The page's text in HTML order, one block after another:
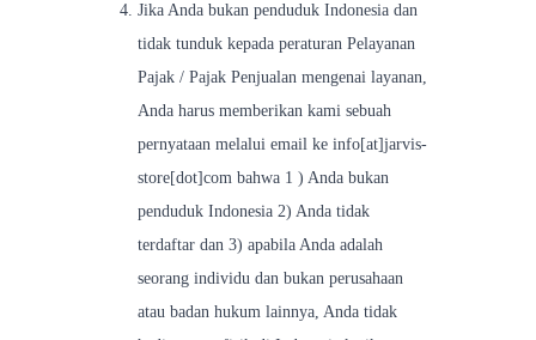
Jika Anda bukan penduduk Indonesia dan
tidak tunduk kepada peraturan Pelayanan
Pajak / Pajak Penjualan mengenai layanan,
Anda harus memberikan kami sebuah
pernyataan melalui email ke info[at]jarvis-
store[dot]com bahwa 1 ) Anda bukan
penduduk Indonesia 2) Anda tidak
terdaftar dan 3) apabila Anda adalah
seorang individu dan bukan perusahaan
atau badan hukum lainnya, Anda tidak